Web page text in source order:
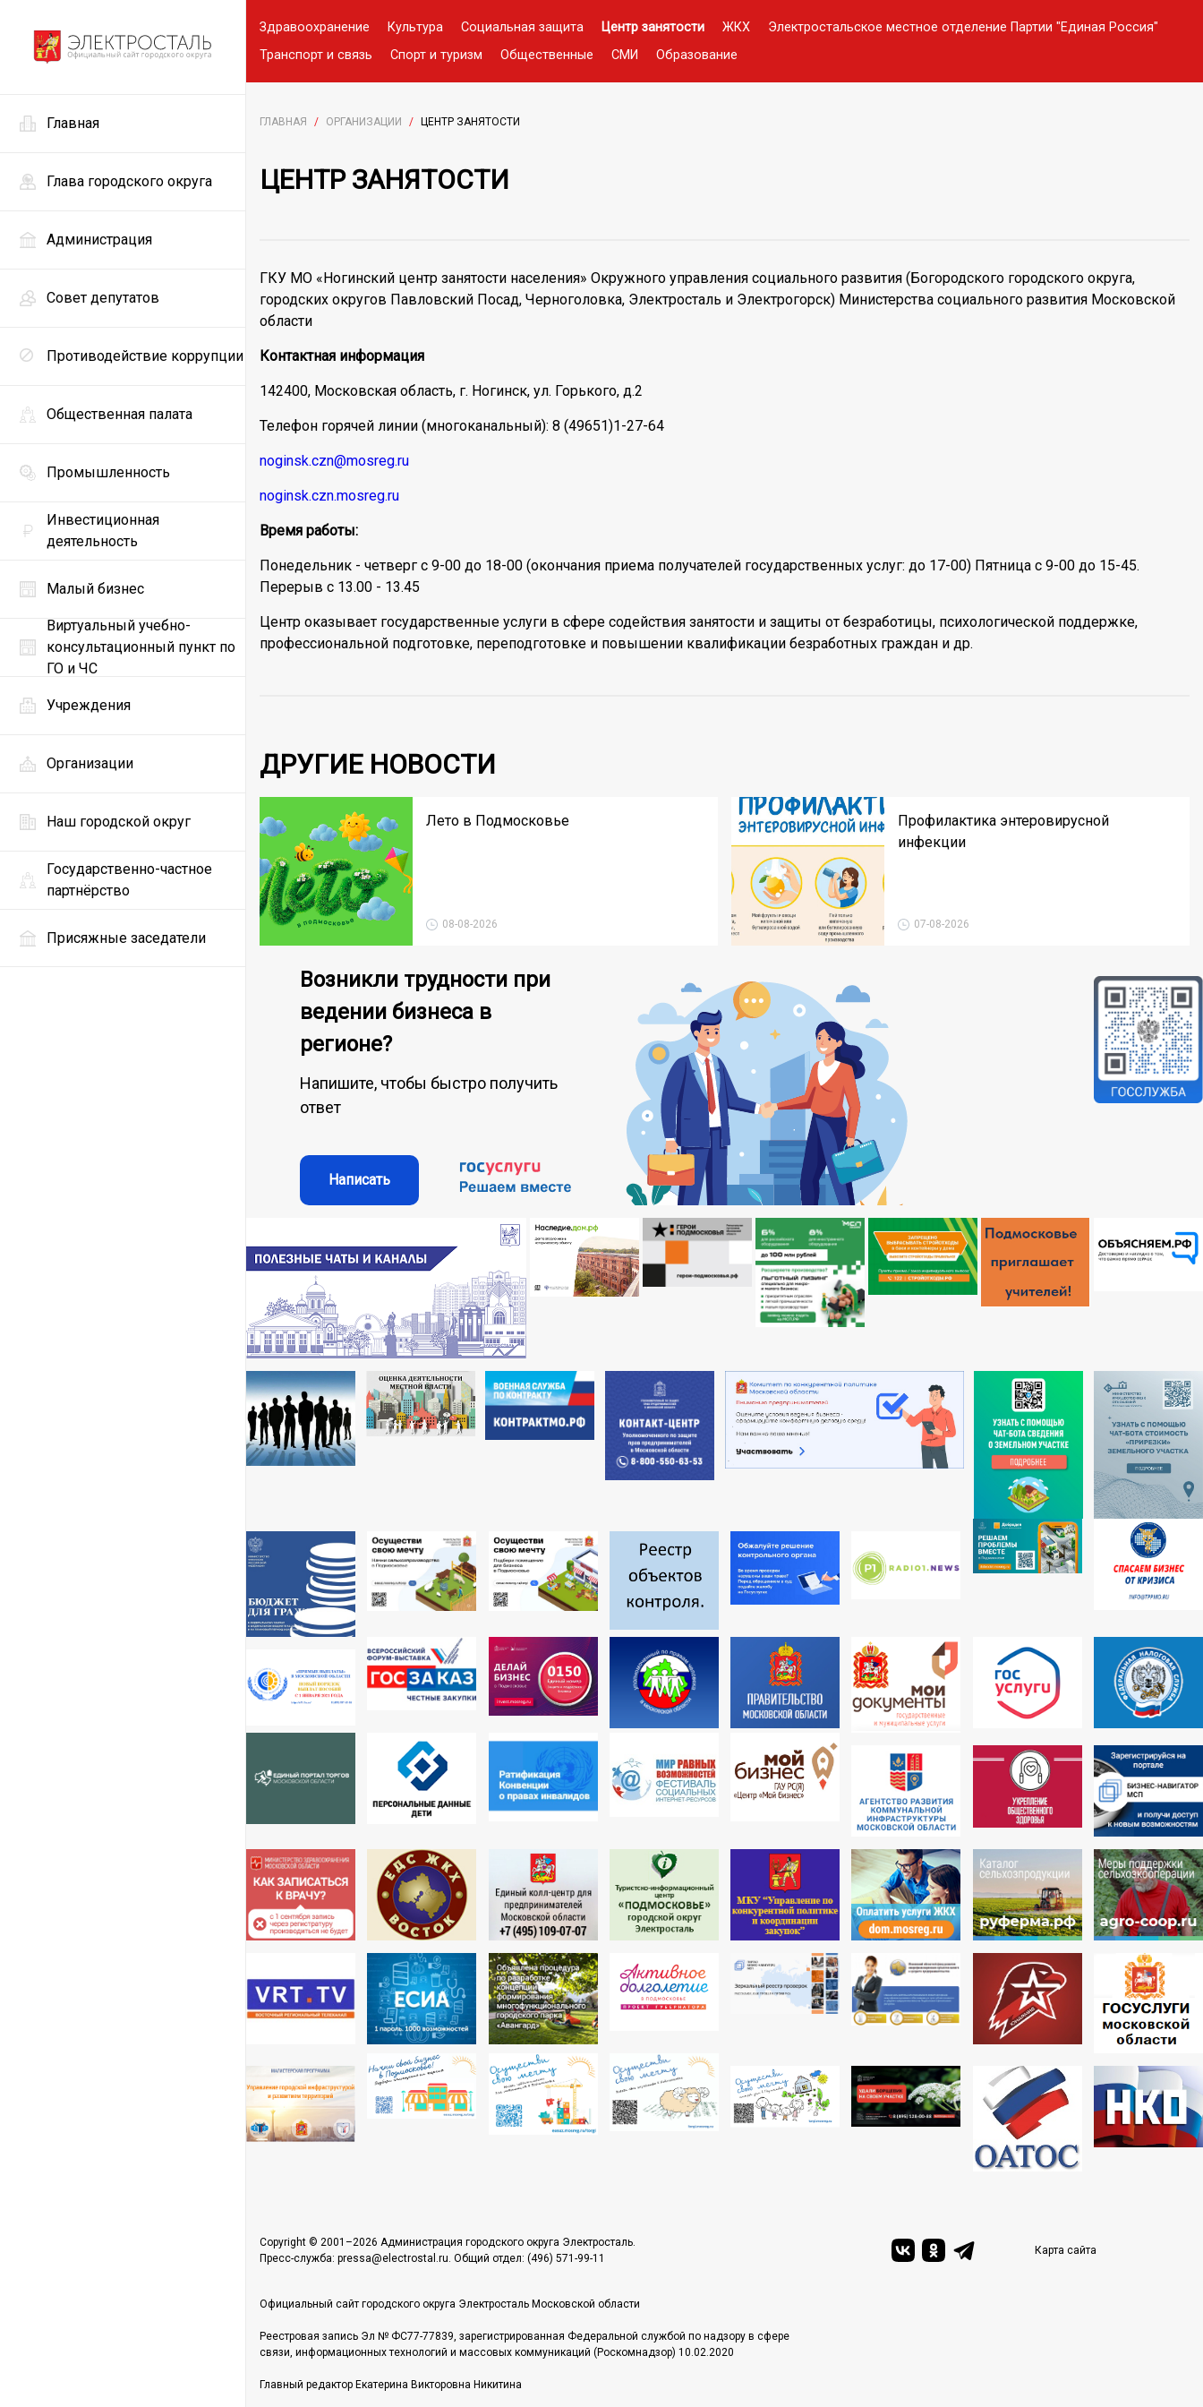
Главная
Глава городского округа
Администрация
Совет депутатов
Противодействие коррупции
Общественная палата
Промышленность
Инвестиционная
деятельность
Малый бизнес
Виртуальный учебно-
консультационный пункт по
ГО и ЧС
Учреждения
Организации
Наш городской округ
Государственно-частное
партнёрство
Присяжные заседатели
Здравоохранение Культура Социальная защита Центр занятости ЖКХ
Электростальское местное отделение Партии "Единая Россия"
Транспорт и связь
Спорт и туризм Общественные СМИ Образование
ГЛАВНАЯ / ОРГАНИЗАЦИИ / ЦЕНТР ЗАНЯТОСТИ
ЦЕНТР ЗАНЯТОСТИ
ГКУ МО «Ногинский центр занятости населения» Окружного управления социального развития (Богородского городского округа,
городских округов Павловский Посад, Черноголовка, Электросталь и Электрогорск) Министерства социального развития Московской
области
Контактная информация
142400, Московская область, г. Ногинск, ул. Горького, д.2
Телефон горячей линии (многоканальный): 8 (49651)1-27-64
noginsk.czn@mosreg.ru
noginsk.czn.mosreg.ru
Время работы:
Понедельник - четверг с 9-00 до 18-00 (окончания приема получателей государственных услуг: до 17-00) Пятница с 9-00 до 15-45.
Перерыв с 13.00 - 13.45
Центр оказывает государственные услуги в сфере содействия занятости и защиты от безработицы, психологической поддержке,
профессиональной подготовке, переподготовке и повышении квалификации безработных граждан и др.
ДРУГИЕ НОВОСТИ
Лето в Подмосковье
08-08-2026
Профилактика энтеровирусной
инфекции
07-08-2026
Возникли трудности при
ведении бизнеса в
регионе?
Напишите, чтобы быстро получить
ответ
Написать
Copyright © 2001–2026 Администрация городского округа Электросталь.
Пресс-служба: pressa@electrostal.ru. Общий отдел: (496) 571-99-11
Карта сайта
Официальный сайт городского округа Электросталь Московской области
Реестровая запись Эл № ФС77-77839, зарегистрированная Федеральной службой по надзору в сфере
связи, информационных технологий и массовых коммуникаций (Роскомнадзор) 10.02.2020
Главный редактор Екатерина Викторовна Никитина